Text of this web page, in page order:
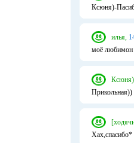
Ксюня)-
илья,
моё любимон
Прикольная))
Хах,спасибо*